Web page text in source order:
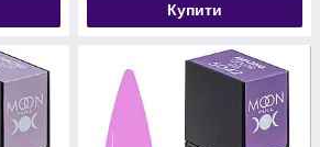
Купити